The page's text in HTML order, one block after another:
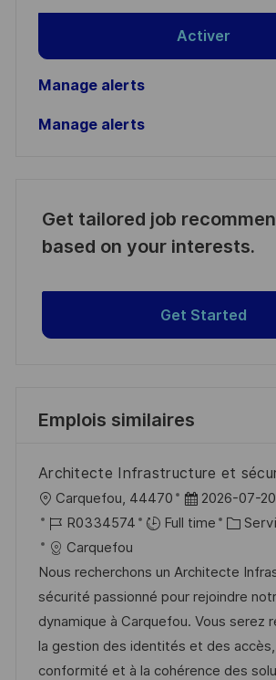
Activer
Manage alerts
Manage alerts
Get tailored job
based on your interests.
Get Started
Emplois similaires
Architecte Infrastructure et
o
c
a
l
i
s
a
Carquefou, 44470
D
a
e
d
’
a
f
2026-07-20
R
é
f
é
r
e
n
R0334574 Full time
C
t
é
g
o
r
Carquefou
Nous recherchons un Architecte
sécurité passionné pour rejoindre
dynamique à Carquefou. Vous serez
la gestion des identités et des accès,
conformité et à la cohérence des